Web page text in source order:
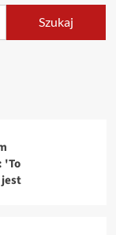
Szukaj
'To
jest